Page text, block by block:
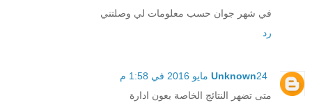
في شهر جوان حسب معلومات لي وصلتني
رد
Unknown24 مايو 2016 في 1:58 م
متى تضهر النتائج الخاصة بعون ادارة